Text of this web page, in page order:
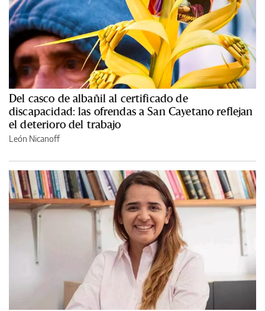
Del casco de albañil al certificado de
discapacidad: las ofrendas a San Cayetano reflejan
el deterioro del trabajo
León Nicanoff